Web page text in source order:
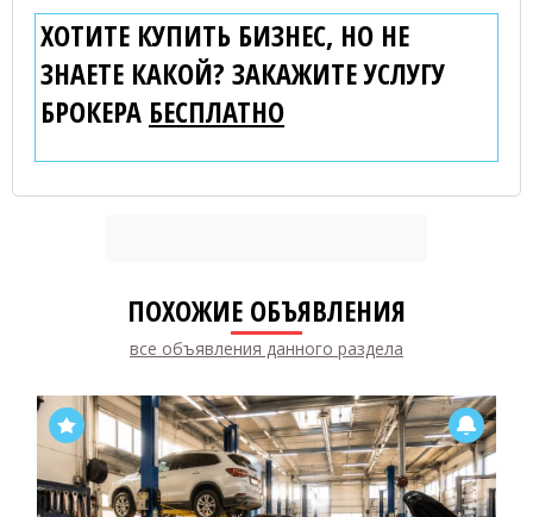
ХОТИТЕ КУПИТЬ БИЗНЕС, НО НЕ
ЗНАЕТЕ КАКОЙ? ЗАКАЖИТЕ УСЛУГУ
БРОКЕРА БЕСПЛАТНО
ПОХОЖИЕ ОБЪЯВЛЕНИЯ
все объявления данного раздела